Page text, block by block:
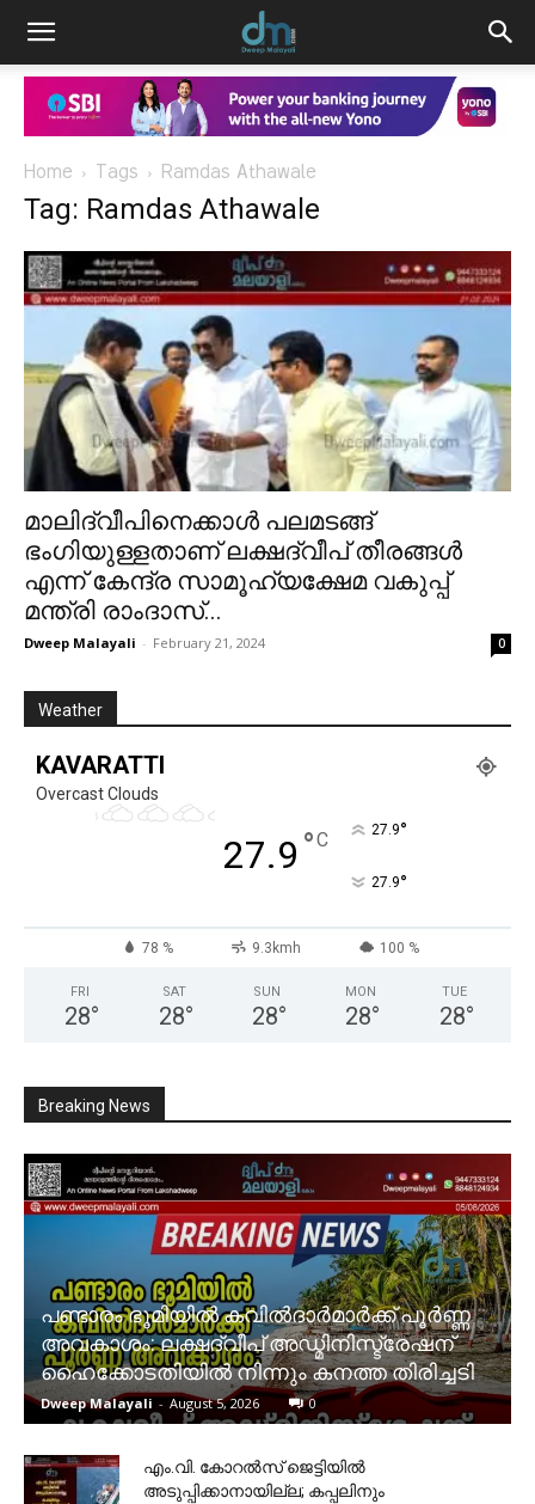
Home Tags Ramdas Athawale
Tag: Ramdas Athawale
മാലിദ്വീപിനെക്കാൾ പലമടങ്ങ്
ഭംഗിയുള്ളതാണ് ലക്ഷദ്വീപ് തീരങ്ങൾ
എന്ന് കേന്ദ്ര സാമൂഹ്യക്ഷേമ വകുപ്പ്
മന്ത്രി രാംദാസ്...
Dweep Malayali - February 21, 2024 0
Weather
KAVARATTI
Overcast Clouds
27.9 °C 27.9°
27.9°
78 % 9.3kmh 100 %
FRI
28°
SAT
28°
SUN
28°
MON
28°
TUE
28°
Breaking News
പണ്ടാരം ഭൂമിയിൽ കവിൽദാർമാർക്ക് പൂർണ്ണ
അവകാശം: ലക്ഷദ്വീപ് അഡ്മിനിസ്ട്രേഷന്
ഹൈക്കോടതിയിൽ നിന്നും കനത്ത തിരിച്ചടി
Dweep Malayali - August 5, 2026 0
​എം.വി. കോറൽസ് ജെട്ടിയിൽ
അടുപ്പിക്കാനായില്ല; കപ്പലിനും